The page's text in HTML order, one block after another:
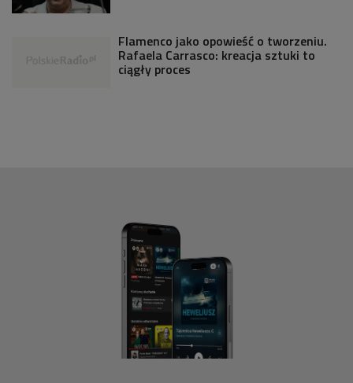
Flamenco jako opowieść o tworzeniu.
Rafaela Carrasco: kreacja sztuki to
ciągły proces